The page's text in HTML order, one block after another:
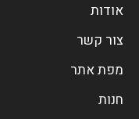
אודות
צור קשר
מפת אתר
חנות